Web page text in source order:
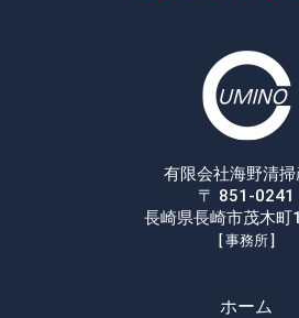
有限会社海野清掃
〒 851-0241
長崎県長崎市茂木
[ 事務所 ]
ホーム